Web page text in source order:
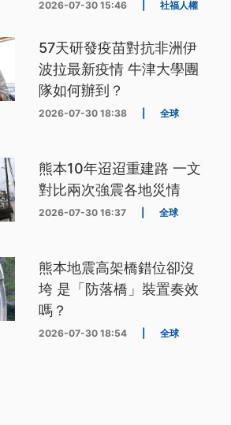
2026-07-30 15:46 社福人權
57天研發疫苗對抗非洲伊
波拉最新疫情 牛津大學團
隊如何辦到？
2026-07-30 18:38 全球
熊本10年迢迢重建路 一文
對比兩次強震各地災情
2026-07-30 16:37 全球
熊本地震高架橋錯位卻沒
垮 是「防落橋」裝置奏效
嗎？
2026-07-30 18:54 全球